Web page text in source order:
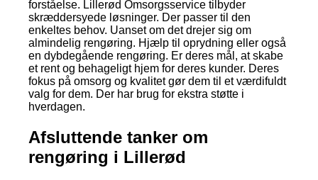
forståelse. Lillerød Omsorgsservice tilbyder
skræddersyede løsninger. Der passer til den
enkeltes behov. Uanset om det drejer sig om
almindelig rengøring. Hjælp til oprydning eller også
en dybdegående rengøring. Er deres mål, at skabe
et rent og behageligt hjem for deres kunder. Deres
fokus på omsorg og kvalitet gør dem til et værdifuldt
valg for dem. Der har brug for ekstra støtte i
hverdagen.
Afsluttende tanker om
rengøring i Lillerød